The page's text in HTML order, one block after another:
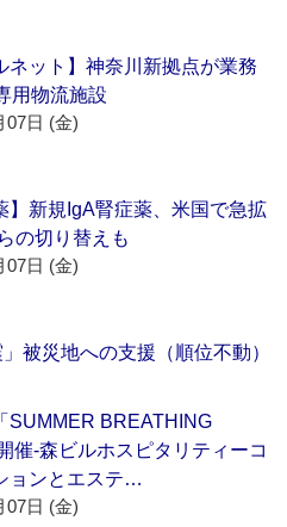
ネット】神奈川新拠点が業務
用物流施設
07日 (金)
】新規IgA腎症薬、米国で急拡
の切り替えも
07日 (金)
被災地への支援（順位不動）
SUMMER BREATHING
催‐森ビルホスピタリティーコ
ョンとエステ…
07日 (金)